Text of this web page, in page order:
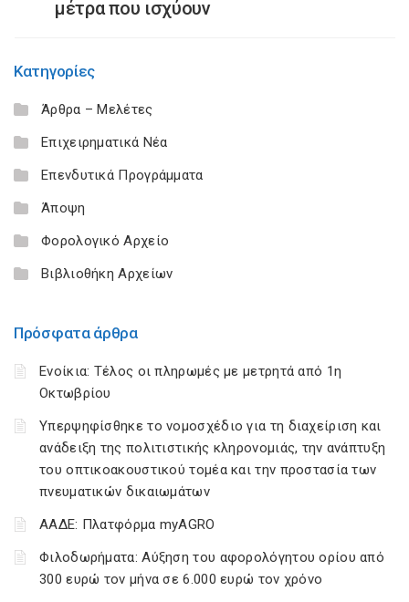
μέτρα που ισχύουν
Κατηγορίες
Άρθρα – Μελέτες
Επιχειρηματικά Νέα
Επενδυτικά Προγράμματα
Άποψη
Φορολογικό Αρχείο
Βιβλιοθήκη Αρχείων
Πρόσφατα άρθρα
Ενοίκια: Τέλος οι πληρωμές με μετρητά από 1η
Οκτωβρίου
Υπερψηφίσθηκε το νομοσχέδιο για τη διαχείριση και
ανάδειξη της πολιτιστικής κληρονομιάς, την ανάπτυξη
του οπτικοακουστικού τομέα και την προστασία των
πνευματικών δικαιωμάτων
ΑΑΔΕ: Πλατφόρμα myAGRO
Φιλοδωρήματα: Αύξηση του αφορολόγητου ορίου από
300 ευρώ τον μήνα σε 6.000 ευρώ τον χρόνο